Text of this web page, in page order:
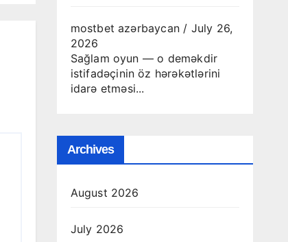
mostbet azərbaycan / July 26,
2026
Sağlam oyun — o deməkdir
istifadəçinin öz hərəkətlərini
idarə etməsi...
Archives
August 2026
July 2026